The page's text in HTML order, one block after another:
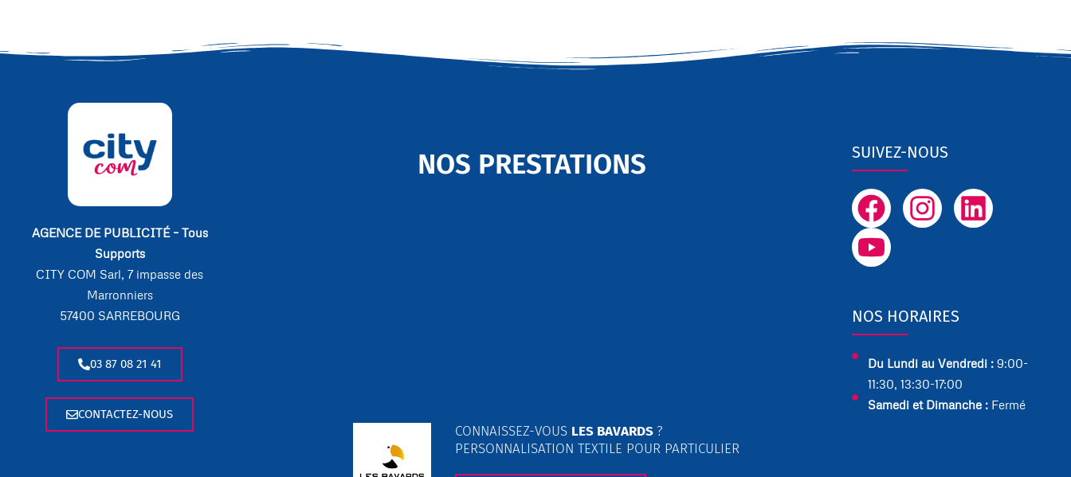
AGENCE DE PUBLICITÉ – Tous
Supports
CITY COM Sarl, 7 impasse des
Marronniers
57400 SARREBOURG
03 87 08 21 41
CONTACTEZ-NOUS
NOS PRESTATIONS
CONNAISSEZ-VOUS LES BAVARDS ?
PERSONNALISATION TEXTILE POUR PARTICULIER
SUIVEZ-NOUS
F
a
c
b
o
o
k
I
n
a
r
a
L
i
i
n
Y
o
u
u
b
e
NOS HORAIRES
Du Lundi au Vendredi : 9:00-
11:30, 13:30-17:00
Samedi et Dimanche : Fermé